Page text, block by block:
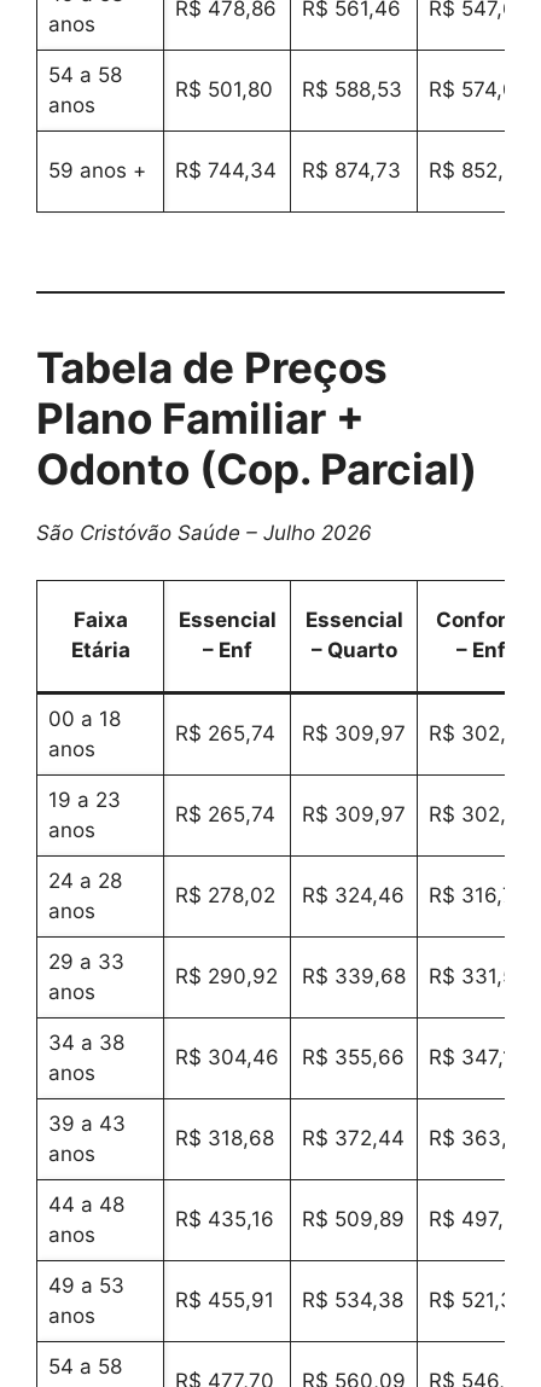
anos
R$ 478,86 R$ 561,46 R$ 547,67
54 a 58
anos
R$ 501,80 R$ 588,53 R$ 574,05
59 anos + R$ 744,34 R$ 874,73 R$ 852,96
Tabela de Preços
Plano Familiar +
Odonto (Cop. Parcial)
São Cristóvão Saúde – Julho 2026
Faixa
Etária
Essencial
– Enf
Essencial
– Quarto
Conforto
– Enf
00 a 18
anos
R$ 265,74 R$ 309,97 R$ 302,60
19 a 23
anos
R$ 265,74 R$ 309,97 R$ 302,60
24 a 28
anos
R$ 278,02 R$ 324,46 R$ 316,73
29 a 33
anos
R$ 290,92 R$ 339,68 R$ 331,56
34 a 38
anos
R$ 304,46 R$ 355,66 R$ 347,13
39 a 43
anos
R$ 318,68 R$ 372,44 R$ 363,48
44 a 48
anos
R$ 435,16 R$ 509,89 R$ 497,44
49 a 53
anos
R$ 455,91 R$ 534,38 R$ 521,31
54 a 58
R$ 477,70 R$ 560,09 R$ 546,37